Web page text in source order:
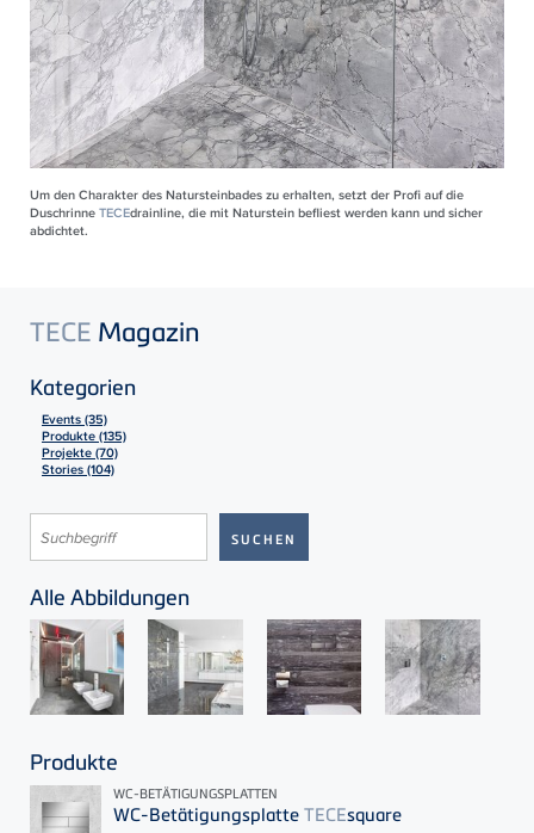
Um den Charakter des Natursteinbades zu erhalten, setzt der Profi auf die
DuschrinneTECEdrainline, die mit Naturstein befliest werden kann und sicher
abdichtet.
TECE Magazin
Kategorien
Events (35)
Produkte (135)
Projekte (70)
Stories (104)
Alle Abbildungen
Produkte
WC-BETÄTIGUNGSPLATTEN
WC-Betätigungsplatte TECEsquare